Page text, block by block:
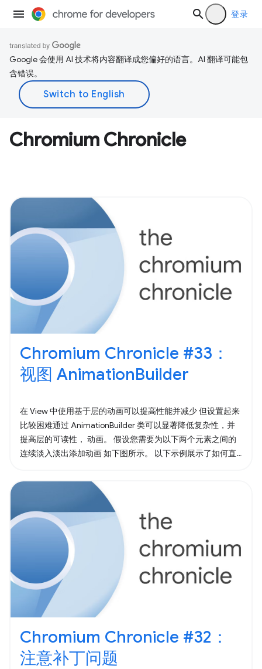
登录
Google 会使用 AI 技术将内容翻译成您偏好的语言。AI 翻译可能包
含错误。
Chromium Chronicle
Chromium Chronicle #33：
视图 AnimationBuilder
在 View 中使用基于层的动画可以提高性能并减少 但设置起来
比较困难通过 AnimationBuilder 类可以显著降低复杂性，并
提高层的可读性， 动画。 假设您需要为以下两个元素之间的
连续淡入淡出添加动画 如下图所示。 以下示例展示了如何直
AnimationBuilder 创建相同的效果。 退出作用域后，动画即
会开始播放。 您更愿意编写或读取哪些代码？更重要的是，
AnimationBuilder
Chromium Chronicle #32：
注意补丁问题